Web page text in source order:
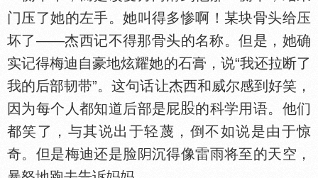
门压了她的左手。她叫得多惨啊！某块骨头给压
坏了——杰西记不得那骨头的名称。但是，她确
实记得梅迪自豪地炫耀她的石膏，说“我还拉断了
我的后部韧带”。这句话让杰西和威尔感到好笑，
因为每个人都知道后部是屁
的科学用语。他们
都笑了，与其说出于轻蔑，倒不如说是由于惊
奇。但是梅迪还是脸
沉得像雷雨将至的天空，